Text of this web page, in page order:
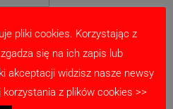
w tej przeglądarce
komentarzy.
pliki cookies. Korzystając z
się na ich zapis lub
akceptacji widzisz nasze newsy
z plików cookies >>